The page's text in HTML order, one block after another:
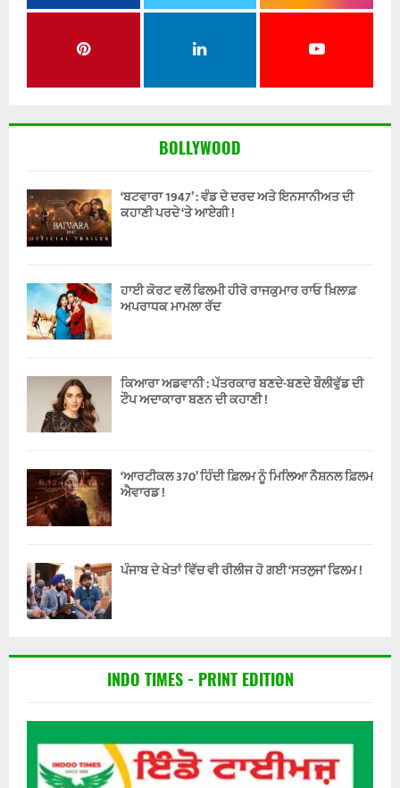
BOLLYWOOD
‘ਬਟਵਾਰਾ 1947’ : ਵੰਡ ਦੇ ਦਰਦ ਅਤੇ ਇਨਸਾਨੀਅਤ ਦੀ
ਕਹਾਣੀ ਪਰਦੇ ‘ਤੇ ਆਏਗੀ !
ਹਾਈ ਕੋਰਟ ਵਲੋਂ ਫਿਲਮੀ ਹੀਰੋ ਰਾਜਕੁਮਾਰ ਰਾਓ ਖ਼ਿਲਾਫ਼
ਅਪਰਾਧਕ ਮਾਮਲਾ ਰੱਦ
ਕਿਆਰਾ ਅਡਵਾਨੀ : ਪੱਤਰਕਾਰ ਬਣਦੇ-ਬਣਦੇ ਬੌਲੀਵੁੱਡ ਦੀ
ਟੌਪ ਅਦਾਕਾਰਾ ਬਣਨ ਦੀ ਕਹਾਣੀ !
‘ਆਰਟੀਕਲ 370’ ਹਿੰਦੀ ਫ਼ਿਲਮ ਨੂੰ ਮਿਲਿਆ ਨੈਸ਼ਨਲ ਫ਼ਿਲਮ
ਐਵਾਰਡ !
ਪੰਜਾਬ ਦੇ ਖੇਤਾਂ ਵਿੱਚ ਵੀ ਰੀਲੀਜ ਹੋ ਗਈ ‘ਸਤਲੁਜ’ ਫਿਲਮ !
INDO TIMES - PRINT EDITION